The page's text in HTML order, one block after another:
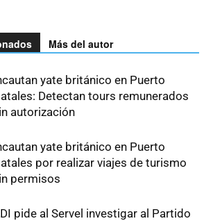
Más del autor
yate británico en Puerto
Detectan tours remunerados
autorización
yate británico en Puerto
por realizar viajes de turismo
permisos
pide al Servel investigar al Partido